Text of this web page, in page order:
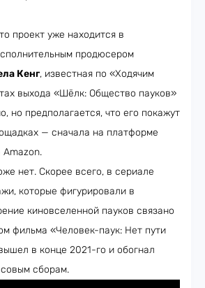
проект уже находится в
продюсером
Кенг, известная по «Ходячим
выхода «Шёлк: Общество пауков»
но предполагается, что его покажут
— сначала на платформе
Amazon.
нет. Скорее всего, в сериале
которые фигурировали в
киновселенной пауков связано
фильма «Человек-паук: Нет пути
в конце 2021-го и обогнал
сборам.